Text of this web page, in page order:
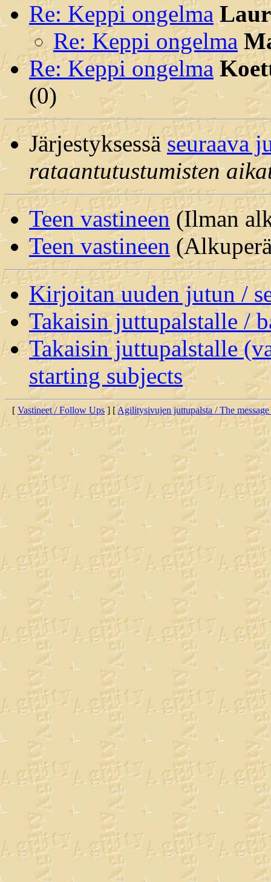
Re: Keppi ongelma
Re: Keppi ongelma
Re: Keppi ongelma
(0)
Järjestyksessäseuraava
rataantutustumisten
Teen vastineen(Ilman
Teen vastineen
Kirjoitan uuden jutun /
Takaisin juttupalstalle /
Takaisin juttupalstalle
starting subjects
[ Vastineet / Follow Ups] [Agilitysivujen juttupalsta / The